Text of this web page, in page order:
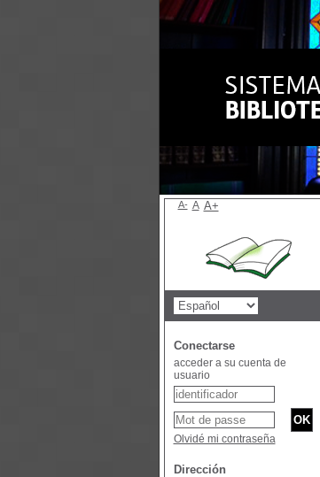
A- A A+
Conectarse
acceder a su cuenta de
usuario
Olvidé mi contraseña
Dirección